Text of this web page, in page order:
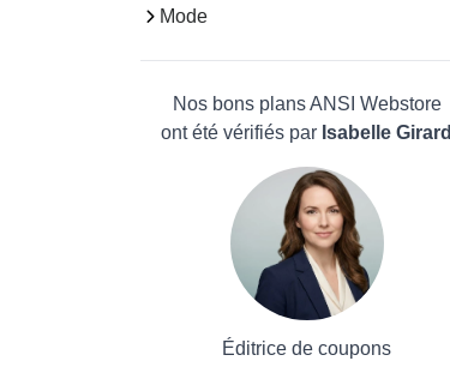
Mode
Nos bons plans ANSI Webstore
ont été vérifiés par Isabelle Girard
Éditrice de coupons